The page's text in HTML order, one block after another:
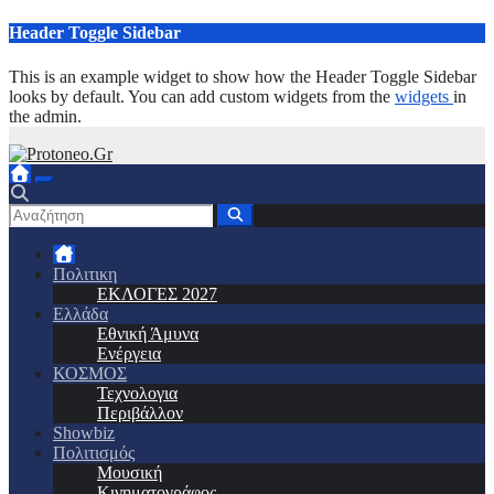
Μετάβαση
περιεχόμενο
Header Toggle Sidebar
This is an example widget to show how the Header Toggle Sidebar
looks by default. You can add custom widgets from the widgets in
the admin.
Πολιτικη
ΕΚΛΟΓΕΣ 2027
Ελλάδα
Εθνική Άμυνα
Ενέργεια
ΚΟΣΜΟΣ
Τεχνολογια
Περιβάλλον
Showbiz
Πολιτισμός
Μουσική